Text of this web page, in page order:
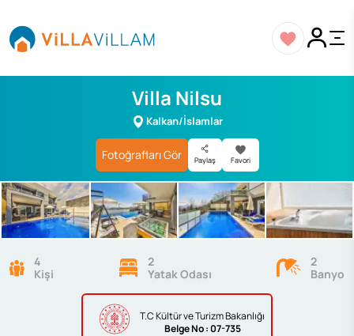
Villa Nilsu
Kalkan/İslamlar
Fotoğrafları Gör Paylaş Favori
T.C Kültür ve Turizm Bakanlığı
BelgeNo : 07-735
4
Kişi
2
Yatak Odası
2
Banyo